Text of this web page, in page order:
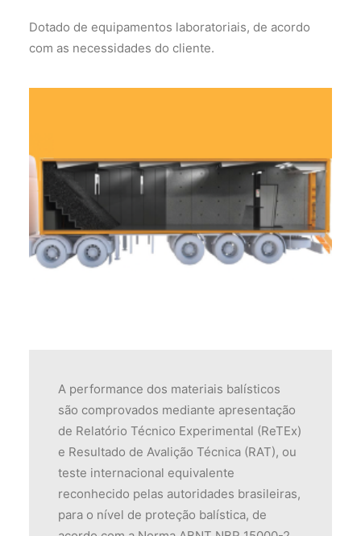
Dotado de equipamentos laboratoriais, de acordo
com as necessidades do cliente.
A performance dos materiais balísticos
são comprovados mediante apresentação
de Relatório Técnico Experimental (ReTEx)
e Resultado de Avalição Técnica (RAT), ou
teste internacional equivalente
reconhecido pelas autoridades brasileiras,
para o nível de proteção balística, de